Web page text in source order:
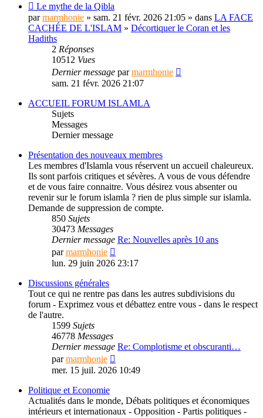
Le mythe de la Qibla
parmarmhonie » sam. 21 févr. 2026 21:05 » dans LA FACE
CACHÉE DE L'ISLAM » Décortiquer le Coran et les
Hadiths
2 Réponses
10512 Vues
Dernier message parmarmhonie
sam. 21 févr. 2026 21:07
ACCUEIL FORUM ISLAMLA
Sujets
Messages
Dernier message
Présentation des nouveaux membres
Les membres d'Islamla vous réservent un accueil chaleureux.
Ils sont parfois critiques et sévères. A vous de vous défendre
et de vous faire connaitre. Vous désirez vous absenter ou
revenir sur le forum islamla ? rien de plus simple sur islamla.
Demande de suppression de compte.
850 Sujets
30473 Messages
Dernier message Re: Nouvelles après 10 ans
parmarmhonie
le
lun. 29 juin 2026 23:17
Discussions générales
Tout ce qui ne rentre pas dans les autres subdivisions du
forum - Exprimez vous et débattez entre vous - dans le respect
de l'autre.
1599 Sujets
46778 Messages
Dernier message Re: Complotisme et obscuranti…
parmarmhonie
le
mer. 15 juil. 2026 10:49
Politique et Economie
Actualités dans le monde, Débats politiques et économiques
intérieurs et internationaux - Opposition - Partis politiques -